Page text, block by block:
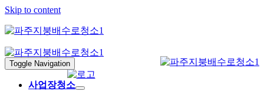
Skip to content
Toggle Navigation
사업장청소